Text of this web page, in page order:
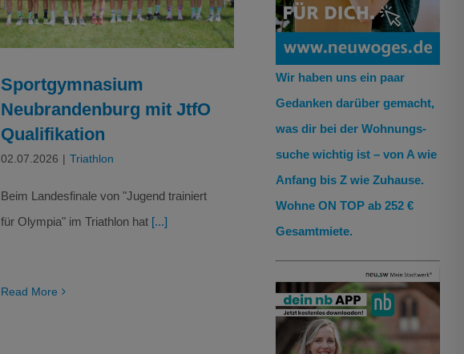
Sportgymnasium
Neubrandenburg mit JtfO
Qualifikation
02.07.2026 | Triathlon
Beim Landesfinale von "Jugend trainiert
für Olympia" im Triathlon hat [...]
Read More
Wir haben uns ein paar
Gedanken darüber gemacht,
was dir bei der Wohnungs­
suche wichtig ist – von A wie
Anfang bis Z wie Zuhause.
Wohne ON TOP ab 252 €
Gesamtmiete.